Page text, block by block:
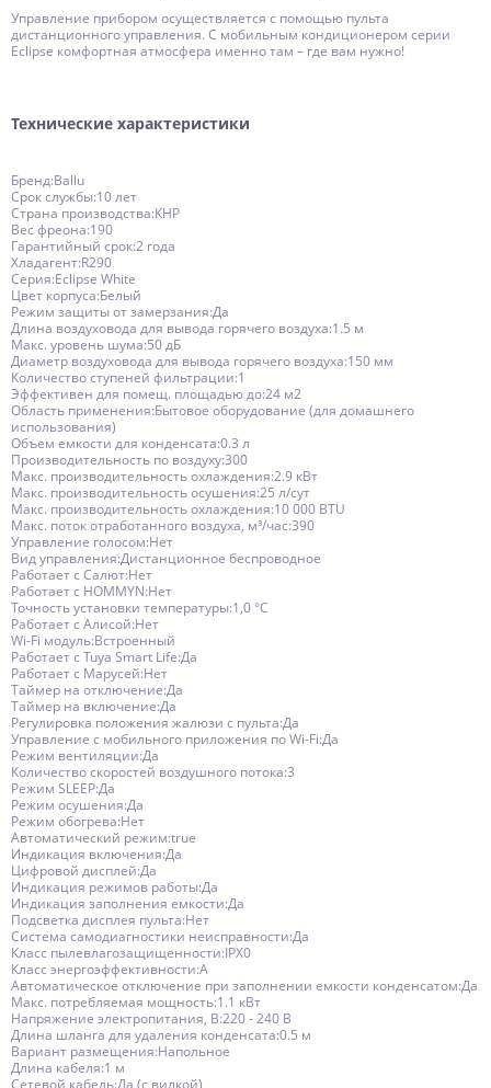
Управление прибором осуществляется с помощью пульта
дистанционного управления. С мобильным кондиционером серии
Eclipse комфортная атмосфера именно там – где вам нужно!
Технические характеристики
Бренд:Ballu
Срок службы:10 лет
Страна производства:КНР
Вес фреона:190
Гарантийный срок:2 года
Хладагент:R290
Серия:Eclipse White
Цвет корпуса:Белый
Режим защиты от замерзания:Да
Длина воздуховода для вывода горячего воздуха:1.5 м
Макс. уровень шума:50 дБ
Диаметр воздуховода для вывода горячего воздуха:150 мм
Количество ступеней фильтрации:1
Эффективен для помещ. площадью до:24 м2
Область применения:Бытовое оборудование (для домашнего
использования)
Объем емкости для конденсата:0.3 л
Производительность по воздуху:300
Макс. производительность охлаждения:2.9 кВт
Макс. производительность осушения:25 л/сут
Макс. производительность охлаждения:10 000 BTU
Макс. поток отработанного воздуха, м³/час:390
Управление голосом:Нет
Вид управления:Дистанционное беспроводное
Работает с Салют:Нет
Работает с HOMMYN:Нет
Точность установки температуры:1,0 °С
Работает с Алисой:Нет
Wi-Fi модуль:Встроенный
Работает с Tuya Smart Life:Да
Работает с Марусей:Нет
Таймер на отключение:Да
Таймер на включение:Да
Регулировка положения жалюзи с пульта:Да
Управление c мобильного приложения по Wi-Fi:Да
Режим вентиляции:Да
Количество скоростей воздушного потока:3
Режим SLEEP:Да
Режим осушения:Да
Режим обогрева:Нет
Автоматический режим:true
Индикация включения:Да
Цифровой дисплей:Да
Индикация режимов работы:Да
Индикация заполнения емкости:Да
Подсветка дисплея пульта:Нет
Система самодиагностики неисправности:Да
Класс пылевлагозащищенности:IPX0
Класс энергоэффективности:A
Автоматическое отключение при заполнении емкости конденсатом:Да
Макс. потребляемая мощность:1.1 кВт
Напряжение электропитания, В:220 - 240 В
Длина шланга для удаления конденсата:0.5 м
Вариант размещения:Напольное
Длина кабеля:1 м
Сетевой кабель:Да (с вилкой)